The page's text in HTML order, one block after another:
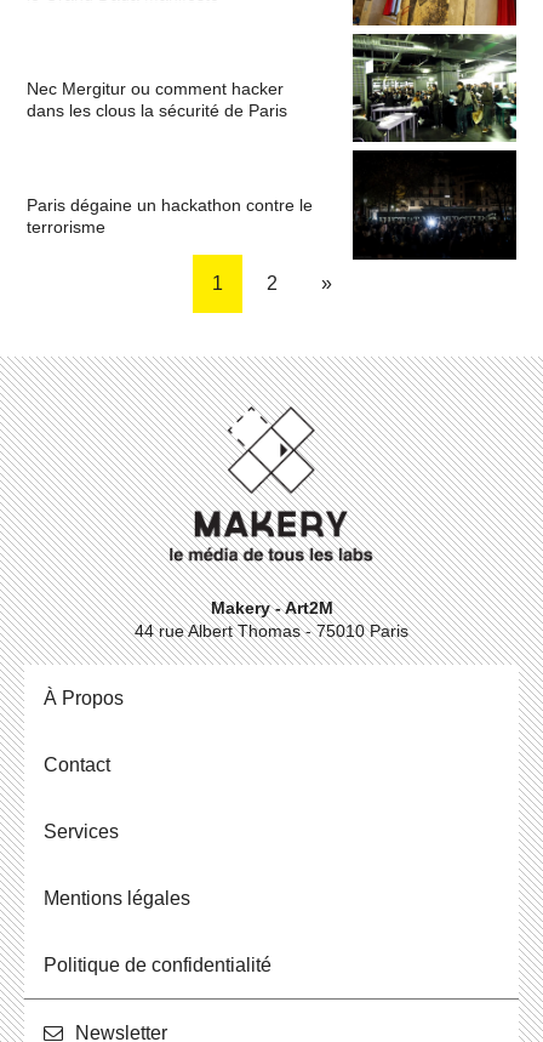
Nec Mergitur ou comment hacker
dans les clous la sécurité de Paris
Paris dégaine un hackathon contre le
terrorisme
1 2 »
Makery - Art2M
44 rue Albert Thomas - 75010 Paris
À Propos
Contact
Ser­vices
Men­tions légales
Po­li­tique de confidentialité
News­let­ter